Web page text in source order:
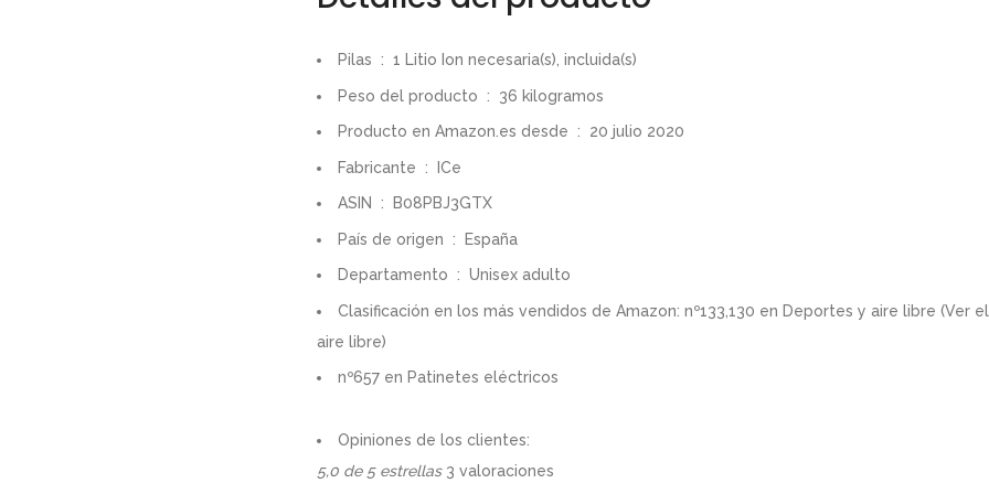
Pilas ‏ : ‎ 1 Litio Ion necesaria(s), incluida(s)
Peso del producto ‏ : ‎ 36 kilogramos
Producto en Amazon.es desde ‏ : ‎ 20 julio 2020
Fabricante ‏ : ‎ ICe
ASIN ‏ : ‎ B08PBJ3GTX
País de origen ‏ : ‎ España
Departamento ‏ : ‎ Unisex adulto
Clasificación en los más vendidos de Amazon: nº133,130 en Deportes y aire libre (Ver
aire libre)
nº657 en Patinetes eléctricos
Opiniones de los clientes:
5,0 de 5 estrellas 3 valoraciones